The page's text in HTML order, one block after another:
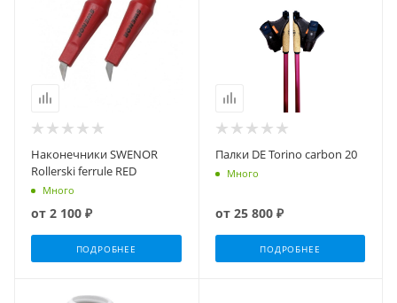
Наконечники SWENOR
Rollerski ferrule RED
Много
от 2 100 ₽
ПОДРОБНЕЕ
Палки DE Torino carbon 20
Много
от 25 800 ₽
ПОДРОБНЕЕ